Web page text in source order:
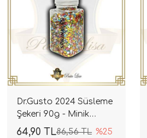
Dr.Gusto 2024 Süsleme
Şekeri 90g - Minik
Kalpler (Mix)
86,56 TL %25
64,90 TL